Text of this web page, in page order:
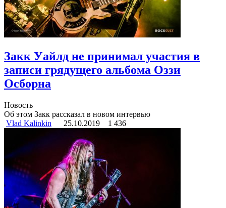
Закк Уайлд не принимал участия в
записи грядущего альбома Оззи
Осборна
Новость
Об этом Закк рассказал в новом интервью
Vlad Kalinkin
25.10.2019 1 436